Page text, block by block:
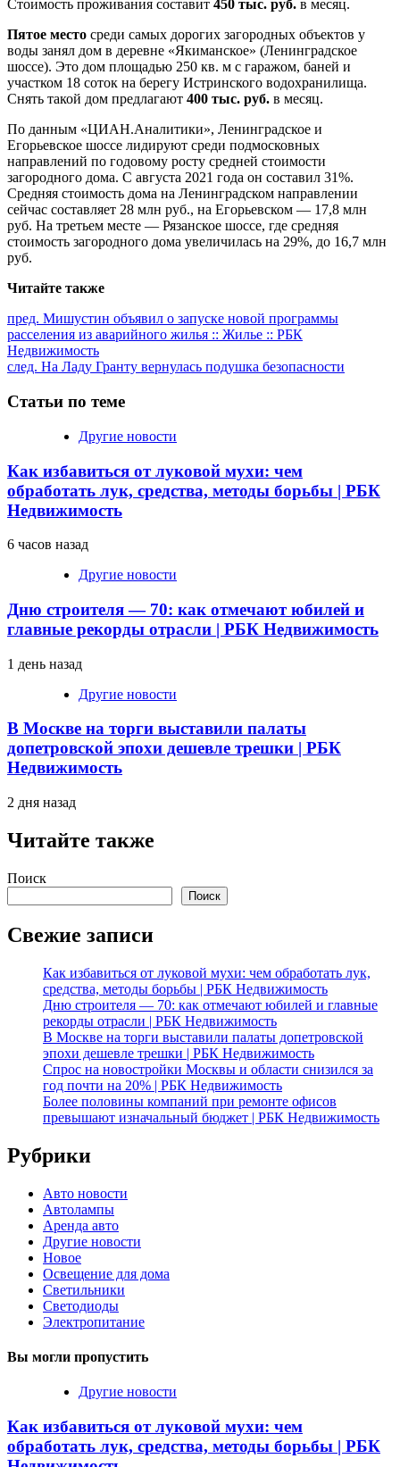
Стоимость проживания составит 450 тыс. руб. в месяц.
Пятое место среди самых дорогих загородных объектов у
воды занял дом в деревне «Якиманское» (Ленинградское
шоссе). Это дом площадью 250 кв. м с гаражом, баней и
участком 18 соток на берегу Истринского водохранилища.
Снять такой дом предлагают 400 тыс. руб. в месяц.
По данным «ЦИАН.Аналитики», Ленинградское и
Егорьевское шоссе лидируют среди подмосковных
направлений по годовому росту средней стоимости
загородного дома. С августа 2021 года он составил 31%.
Средняя стоимость дома на Ленинградском направлении
сейчас составляет 28 млн руб., на Егорьевском — 17,8 млн
руб. На третьем месте — Рязанское шоссе, где средняя
стоимость загородного дома увеличилась на 29%, до 16,7 млн
руб.
Читайте также
Продолжить
чтение
пред. Мишустин объявил о запуске новой программы
расселения из аварийного жилья :: Жилье :: РБК
Недвижимость
след. На Ладу Гранту вернулась подушка безопасности
Статьи по теме
Другие новости
Как избавиться от луковой мухи: чем
обработать лук, средства, методы борьбы | РБК
Недвижимость
6 часов назад
Другие новости
Дню строителя — 70: как отмечают юбилей и
главные рекорды отрасли | РБК Недвижимость
1 день назад
Другие новости
В Москве на торги выставили палаты
допетровской эпохи дешевле трешки | РБК
Недвижимость
2 дня назад
Читайте также
Поиск
Поиск
Свежие записи
Как избавиться от луковой мухи: чем обработать лук,
средства, методы борьбы | РБК Недвижимость
Дню строителя — 70: как отмечают юбилей и главные
рекорды отрасли | РБК Недвижимость
В Москве на торги выставили палаты допетровской
эпохи дешевле трешки | РБК Недвижимость
Спрос на новостройки Москвы и области снизился за
год почти на 20% | РБК Недвижимость
Более половины компаний при ремонте офисов
превышают изначальный бюджет | РБК Недвижимость
Рубрики
Авто новости
Автолампы
Аренда авто
Другие новости
Новое
Освещение для дома
Светильники
Светодиоды
Электропитание
Вы могли пропустить
Другие новости
Как избавиться от луковой мухи: чем
обработать лук, средства, методы борьбы | РБК